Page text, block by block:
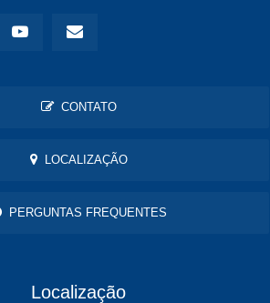
CONTATO
LOCALIZAÇÃO
PERGUNTAS FREQUENTES
Localização